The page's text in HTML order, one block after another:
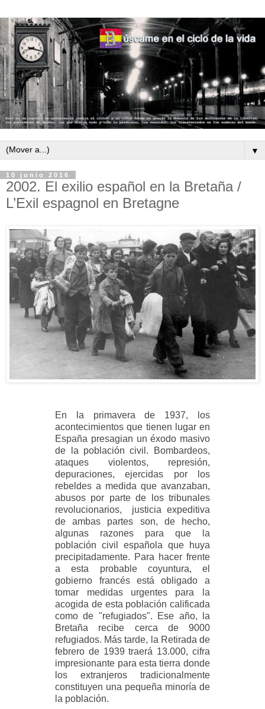
▼
10 junio 2016
2002. El exilio español en la Bretaña /
L’Exil espagnol en Bretagne
En la primavera de 1937, los
acontecimientos que tienen lugar en
España presagian un éxodo masivo
de la población civil. Bombardeos,
ataques violentos, represión,
depuraciones,ejercidas por los
rebeldes a medida que avanzaban,
abusos por parte de los tribunales
revolucionarios, justicia expeditiva
de ambas partes son, de hecho,
algunas razones para que la
población civil española que huya
precipitadamente. Para hacer frente
a esta probable coyuntura, el
gobierno francés está obligado a
tomar medidas urgentes para la
acogida de esta población calificada
como de "refugiados". Ese año, la
Bretaña recibe cerca de 9000
refugiados. Más tarde, la Retirada de
febrero de 1939 traerá 13.000, cifra
impresionante para esta tierra donde
los extranjeros tradicionalmente
constituyen una pequeña minoría de
la población.